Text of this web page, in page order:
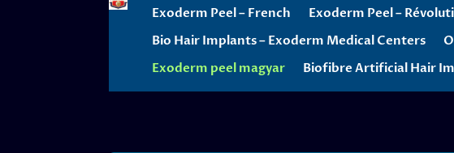
Exoderm Peel – French
Exoderm Peel –
Bio Hair Implants – Exoderm Medical Centers
Exoderm peel magyar
Biofibre Artificial Hair